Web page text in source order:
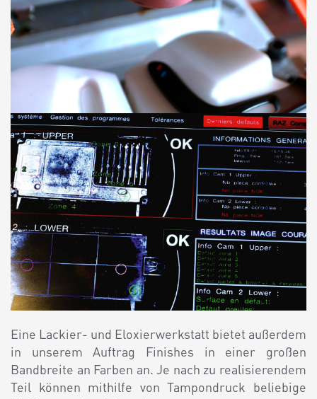
Eine Lackier- und Eloxierwerkstatt bietet außerdem
in unserem Auftrag Finishes in einer großen
Bandbreite an Farben an. Je nach zu realisierendem
Teil können mithilfe von Tampondruck beliebige